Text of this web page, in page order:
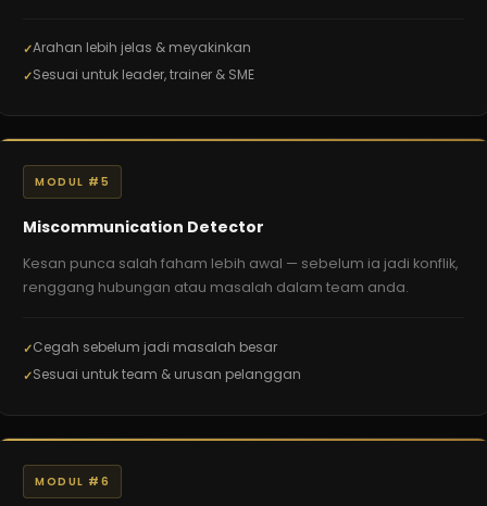
Arahan lebih jelas & meyakinkan
Sesuai untuk leader, trainer & SME
MODUL #5
Miscommunication Detector
Kesan punca salah faham lebih awal — sebelum ia jadi konflik,
renggang hubungan atau masalah dalam team anda.
Cegah sebelum jadi masalah besar
Sesuai untuk team & urusan pelanggan
MODUL #6